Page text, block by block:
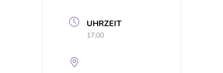
UHRZEIT
17:00